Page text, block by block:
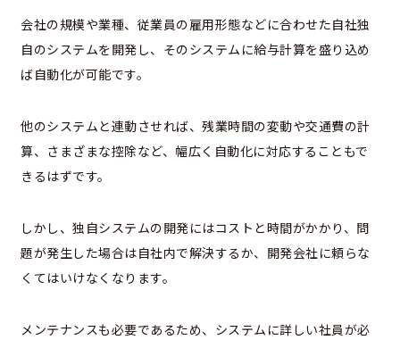
会社の規模や業種、従業員の雇用形態などに合わせた自社独
自のシステムを開発し、そのシステムに給与計算を盛り込め
ば自動化が可能です。
他のシステムと連動させれば、残業時間の変動や交通費の計
算、さまざまな控除など、幅広く自動化に対応することもで
きるはずです。
しかし、独自システムの開発にはコストと時間がかかり、問
題が発生した場合は自社内で解決するか、開発会社に頼らな
くてはいけなくなります。
メンテナンスも必要であるため、システムに詳しい社員が必